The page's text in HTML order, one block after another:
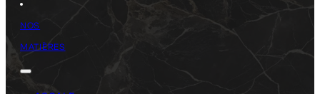
NOS
MATIÈRES